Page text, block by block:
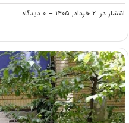
انتشار در: ۲ خرداد, ۱۴۰۵ -- ۰ دیدگاه
on
شهریه
دانشگاه
شهید
بهشتی
۱۴۰۵